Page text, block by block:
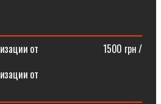
от⠀⠀⠀⠀⠀⠀⠀⠀⠀1500 грн /
от